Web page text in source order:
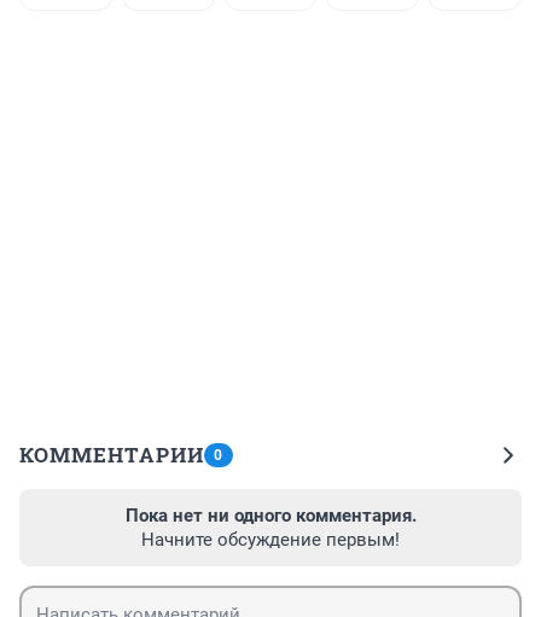
КОММЕНТАРИИ 0
Пока нет ни одного комментария.
Начните обсуждение первым!